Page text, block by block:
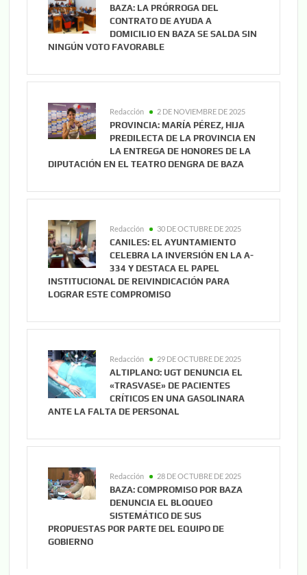
BAZA: LA PRÓRROGA DEL
CONTRATO DE AYUDA A
DOMICILIO EN BAZA SE SALDA SIN
NINGÚN VOTO FAVORABLE
Redacción 2 DE NOVIEMBRE DE 2025
PROVINCIA: MARÍA PÉREZ, HIJA
PREDILECTA DE LA PROVINCIA EN
LA ENTREGA DE HONORES DE LA
DIPUTACIÓN EN EL TEATRO DENGRA DE BAZA
Redacción 30 DE OCTUBRE DE 2025
CANILES: EL AYUNTAMIENTO
CELEBRA LA INVERSIÓN EN LA A-
334 Y DESTACA EL PAPEL
INSTITUCIONAL DE REIVINDICACIÓN PARA
LOGRAR ESTE COMPROMISO
Redacción 29 DE OCTUBRE DE 2025
ALTIPLANO: UGT DENUNCIA EL
«TRASVASE» DE PACIENTES
CRÍTICOS EN UNA GASOLINARA
ANTE LA FALTA DE PERSONAL
Redacción 28 DE OCTUBRE DE 2025
BAZA: COMPROMISO POR BAZA
DENUNCIA EL BLOQUEO
SISTEMÁTICO DE SUS
PROPUESTAS POR PARTE DEL EQUIPO DE
GOBIERNO